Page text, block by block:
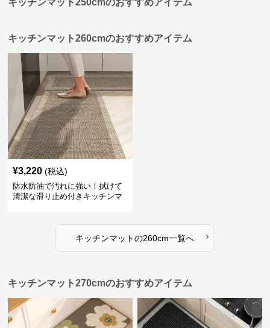
キッチンマット250cmのおすすめアイテム
キッチンマット260cmのおすすめアイテム
¥3,220 (税込)
防水防油で汚れに強い！拭けて
清潔な滑り止め付きキッチンマ
キッチンマットの260cm一覧へ ›
キッチンマット270cmのおすすめアイテム